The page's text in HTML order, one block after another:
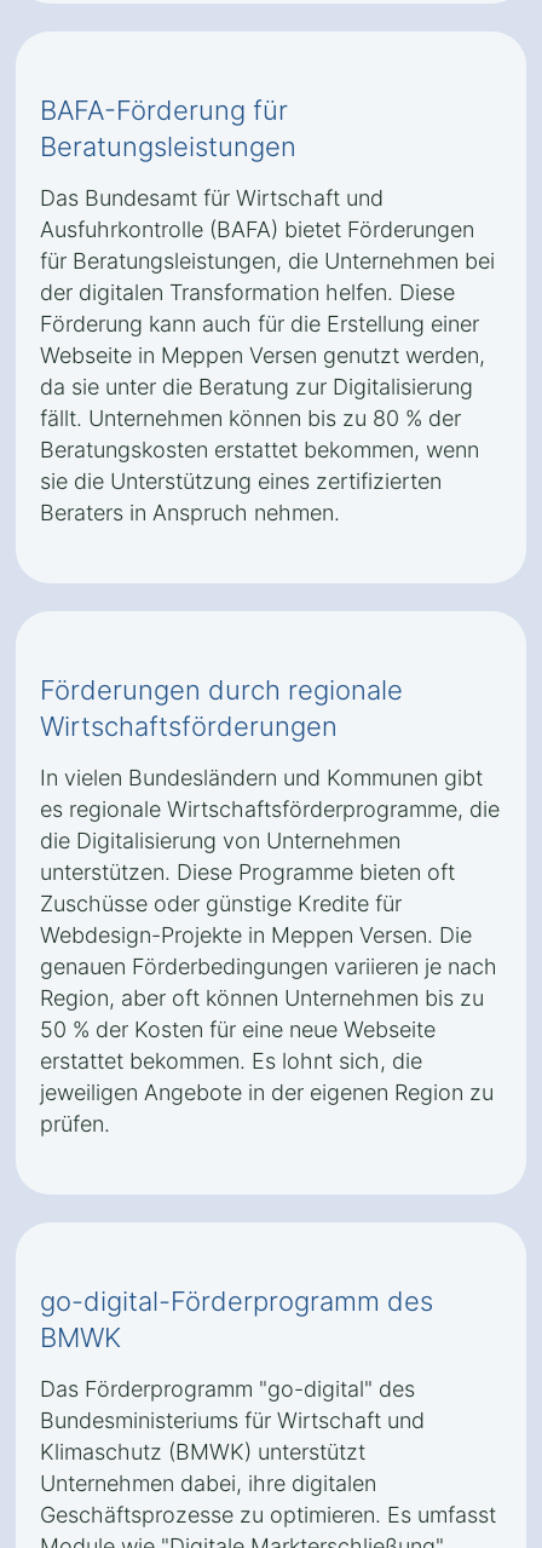
BAFA-Förderung für
Beratungsleistungen
Das Bundesamt für Wirtschaft und
Ausfuhrkontrolle (BAFA) bietet Förderungen
für Beratungsleistungen, die Unternehmen bei
der digitalen Transformation helfen. Diese
Förderung kann auch für die Erstellung einer
Webseite in Meppen Versen genutzt werden,
da sie unter die Beratung zur Digitalisierung
fällt. Unternehmen können bis zu 80 % der
Beratungskosten erstattet bekommen, wenn
sie die Unterstützung eines zertifizierten
Beraters in Anspruch nehmen.
Förderungen durch regionale
Wirtschaftsförderungen
In vielen Bundesländern und Kommunen gibt
es regionale Wirtschaftsförderprogramme, die
die Digitalisierung von Unternehmen
unterstützen. Diese Programme bieten oft
Zuschüsse oder günstige Kredite für
Webdesign-Projekte in Meppen Versen. Die
genauen Förderbedingungen variieren je nach
Region, aber oft können Unternehmen bis zu
50 % der Kosten für eine neue Webseite
erstattet bekommen. Es lohnt sich, die
jeweiligen Angebote in der eigenen Region zu
prüfen.
go-digital-Förderprogramm des
BMWK
Das Förderprogramm "go-digital" des
Bundesministeriums für Wirtschaft und
Klimaschutz (BMWK) unterstützt
Unternehmen dabei, ihre digitalen
Geschäftsprozesse zu optimieren. Es umfasst